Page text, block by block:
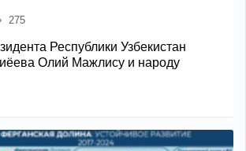
275
Республики Узбекистан
Олий Мажлису и народу